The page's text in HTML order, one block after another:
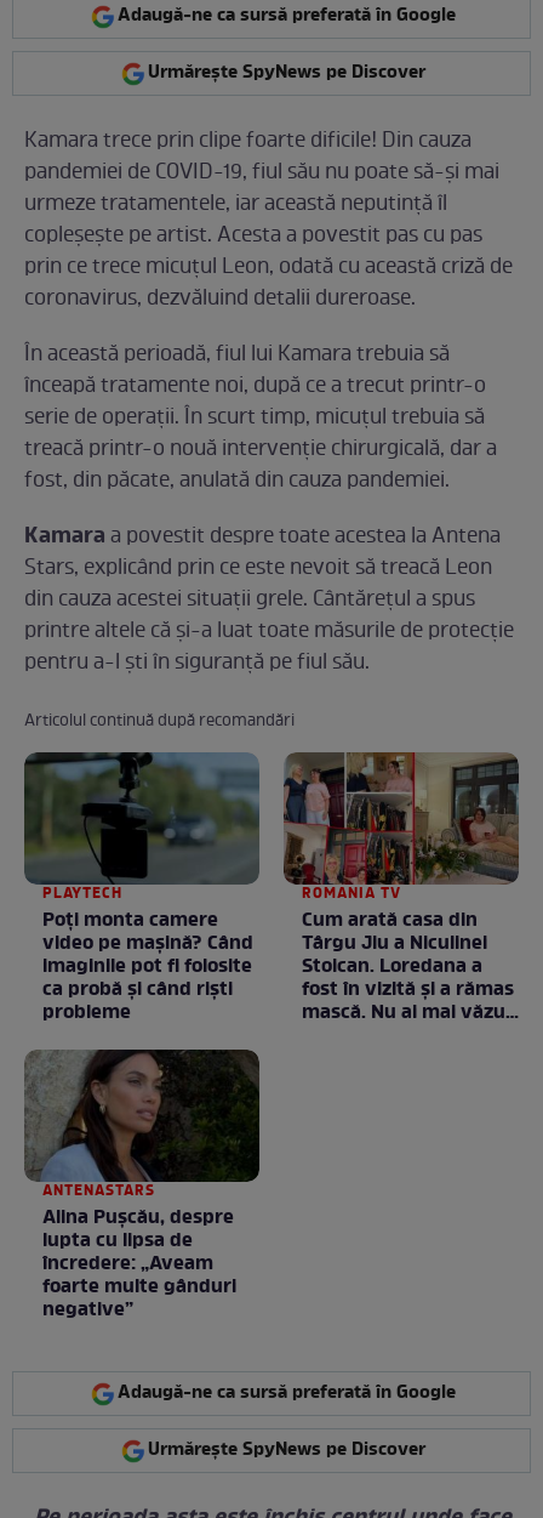
Adaugă-ne ca sursă preferată în Google
Urmărește SpyNews pe Discover
Kamara trece prin clipe foarte dificile! Din cauza
pandemiei de COVID-19, fiul său nu poate să-și mai
urmeze tratamentele, iar această neputință îl
copleșește pe artist. Acesta a povestit pas cu pas
prin ce trece micuțul Leon, odată cu această criză de
coronavirus, dezvăluind detalii dureroase.
În această perioadă, fiul lui Kamara trebuia să
înceapă tratamente noi, după ce a trecut printr-o
serie de operații. În scurt timp, micuțul trebuia să
treacă printr-o nouă intervenție chirurgicală, dar a
fost, din păcate, anulată din cauza pandemiei.
Kamaraa povestit despre toate acestea la Antena
Stars, explicând prin ce este nevoit să treacă Leon
din cauza acestei situații grele. Cântărețul a spus
printre altele că și-a luat toate măsurile de protecție
pentru a-l ști în siguranță pe fiul său.
Articolul continuă după recomandări
PLAYTECH
Poți monta camere
video pe mașină? Când
imaginile pot fi folosite
ca probă și când riști
probleme
ROMANIA TV
Cum arată casa din
Târgu Jiu a Niculinei
Stoican. Loredana a
fost în vizită și a rămas
mască. Nu ai mai văzut
ANTENASTARS
Alina Pușcău, despre
lupta cu lipsa de
încredere: „Aveam
foarte multe gânduri
negative”
Adaugă-ne ca sursă preferată în Google
Urmărește SpyNews pe Discover